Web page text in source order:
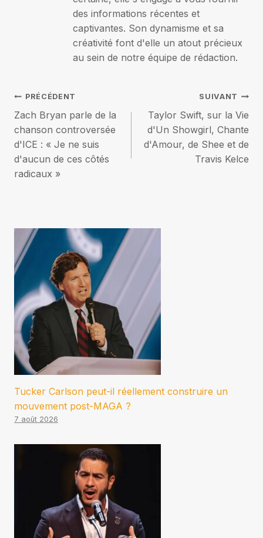
des informations récentes et
captivantes. Son dynamisme et sa
créativité font d'elle un atout précieux
au sein de notre équipe de rédaction.
Navigation
de
l’article
PRÉCÉDENT
Zach Bryan parle de la
chanson controversée
d'ICE : « Je ne suis
d'aucun de ces côtés
radicaux »
SUIVANT
Taylor Swift, sur la Vie
d'Un Showgirl, Chante
d'Amour, de Shee et de
Travis Kelce
Tucker Carlson peut-il réellement construire un
mouvement post-MAGA ?
7 août 2026